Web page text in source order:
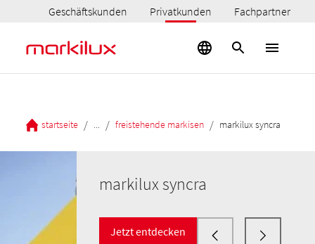
Geschäftskunden Privatkunden Fachpartner
startseite / / freistehende markisen / markilux syncra
markilux syncra
Jetzt entdecken